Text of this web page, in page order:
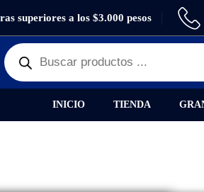
superiores a los $3.000 pesos
INICIO TIENDA
PRINCIPALES CÁMARA FRONTAL